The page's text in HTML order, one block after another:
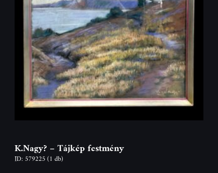
K.Nagy? – Tájkép festmény
ID: 579225(1 db)